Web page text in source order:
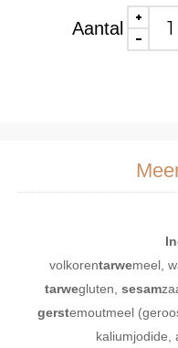
Aantal
volkorentarwemeel,
tarwegluten, sesam
gerstemoutmeel
kaliumjodide,